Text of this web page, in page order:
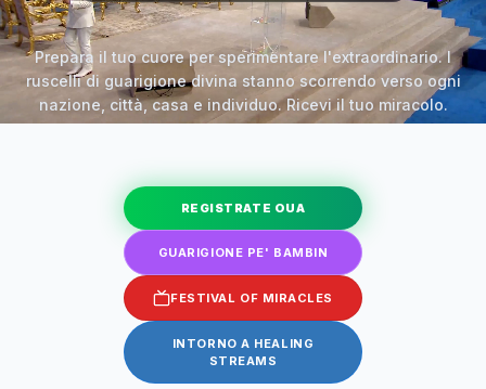
Prepara il tuo cuore per sperimentare l'extraordinario. I
ruscelli di guarigione divina stanno scorrendo verso ogni
nazione, città, casa e individuo. Ricevi il tuo miracolo.
REGISTRATE OUA
GUARIGIONE PE' BAMBIN
FESTIVAL OF MIRACLES
INTORNO A HEALING
STREAMS